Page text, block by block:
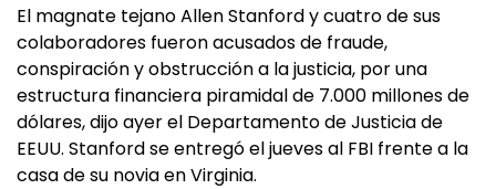
El magnate tejano Allen Stanford y cuatro de sus
colaboradores fueron acusados de fraude,
conspiración y obstrucción a la justicia, por una
estructura financiera piramidal de 7.000 millones de
dólares, dijo ayer el Departamento de Justicia de
EEUU. Stanford se entregó el jueves al FBI frente a la
casa de su novia en Virginia.